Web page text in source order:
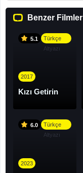
Benzer Filmler
5.1
Türkçe
Altyazı
2017
Kızı Getirin
6.0
Türkçe
Altyazı
2023